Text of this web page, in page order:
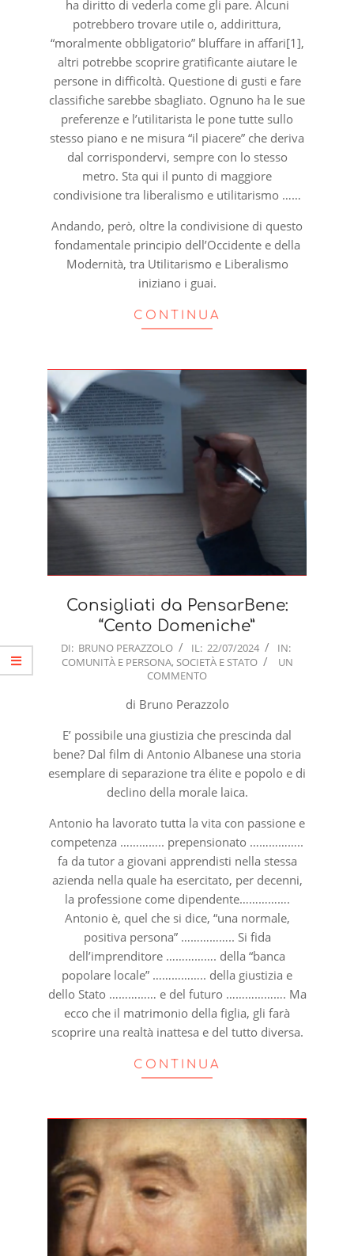
ha diritto di vederla come gli pare. Alcuni
potrebbero trovare utile o, addirittura,
“moralmente obbligatorio” bluffare in affari[1],
altri potrebbe scoprire gratificante aiutare le
persone in difficoltà. Questione di gusti e fare
classifiche sarebbe sbagliato. Ognuno ha le sue
preferenze e l’utilitarista le pone tutte sullo
stesso piano e ne misura “il piacere” che deriva
dal corrispondervi, sempre con lo stesso
metro. Sta qui il punto di maggiore
condivisione tra liberalismo e utilitarismo ……
Andando, però, oltre la condivisione di questo
fondamentale principio dell’Occidente e della
Modernità, tra Utilitarismo e Liberalismo
iniziano i guai.
CONTINUA
Consigliati da PensarBene:
“Cento Domeniche”
2024-
07-
DI: BRUNO PERAZZOLO IL: 22/07/2024
IN:
COMUNITÀ E PERSONA, SOCIETÀ E STATO
UN
COMMENTO
di Bruno Perazzolo
E’ possibile una giustizia che prescinda dal
bene? Dal film di Antonio Albanese una storia
esemplare di separazione tra élite e popolo e di
declino della morale laica.
Antonio ha lavorato tutta la vita con passione e
competenza ………….. prepensionato ……………..
fa da tutor a giovani apprendisti nella stessa
azienda nella quale ha esercitato, per decenni,
la professione come dipendente…………….
Antonio è, quel che si dice, “una normale,
positiva persona” …………….. Si fida
dell’imprenditore ……………. della “banca
popolare locale” …………….. della giustizia e
dello Stato …………… e del futuro ………………. Ma
ecco che il matrimonio della figlia, gli farà
scoprire una realtà inattesa e del tutto diversa.
CONTINUA